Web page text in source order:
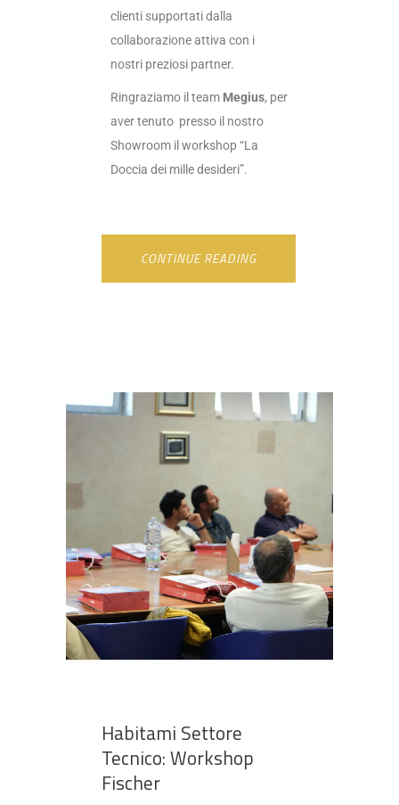
clienti supportati dalla
collaborazione attiva con i
nostri preziosi partner.
Ringraziamo il team Megius, per
aver tenuto presso il nostro
Showroom il workshop “La
Doccia dei mille desideri”.
CONTINUE READING
Habitami Settore
Tecnico: Workshop
Fischer